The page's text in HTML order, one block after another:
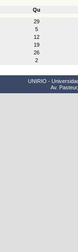
Qu
29
5
12
19
26
2
UNIRIO -
Av.